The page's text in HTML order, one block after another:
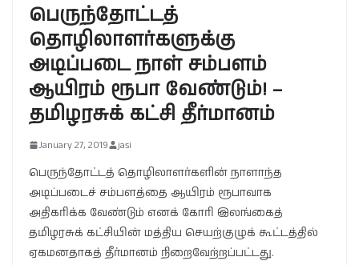
பெருந்தோட்டத்
தொழிலாளர்களுக்கு
அடிப்படை நாள் சம்பளம்
ஆயிரம் ரூபா வேண்டும்! –
தமிழரசுக் கட்சி தீர்மானம்
January 27, 2019 jasi
பெருந்தோட்டத் தொழிலாளர்களின் நாளாந்த
அடிப்படைச் சம்பளத்தை ஆயிரம் ரூபாவாக
அதிகரிக்க வேண்டும் எனக் கோரி இலங்கைத்
தமிழரசுக் கட்சியின் மத்திய செயற்குழுக் கூட்டத்தில்
ஏகமனதாகத் தீர்மானம் நிறைவேற்றப்பட்டது.